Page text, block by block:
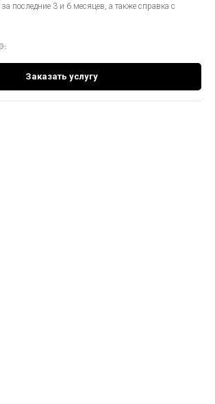
последние 3 и 6 месяцев, а также справка с
Заказать услугу